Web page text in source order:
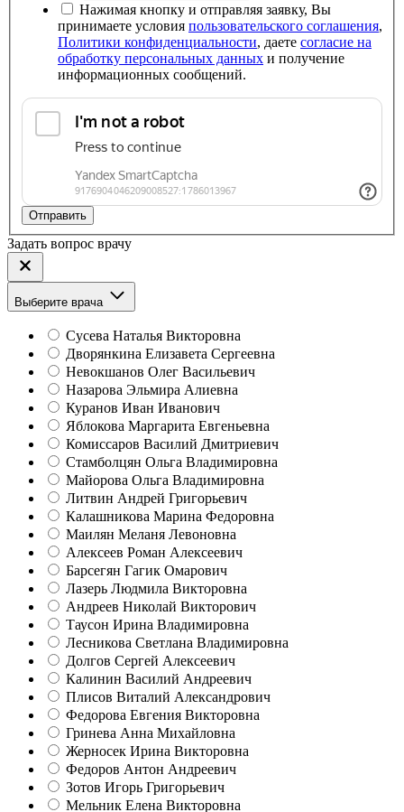
Нажимая кнопку и отправляя заявку, Вы
принимаете условия пользовательского соглашения,
Политики конфиденциальности, даете согласие на
обработку персональных данных и получение
информационных сообщений.
Отправить
Задать вопрос врачу
Выберите врача
Сусева Наталья Викторовна
Дворянкина Елизавета Сергеевна
Невокшанов Олег Васильевич
Назарова Эльмира Алиевна
Куранов Иван Иванович
Яблокова Маргарита Евгеньевна
Комиссаров Василий Дмитриевич
Стамболцян Ольга Владимировна
Майорова Ольга Владимировна
Литвин Андрей Григорьевич
Калашникова Марина Федоровна
Маилян Меланя Левоновна
Алексеев Роман Алексеевич
Барсегян Гагик Омарович
Лазерь Людмила Викторовна
Андреев Николай Викторович
Таусон Ирина Владимировна
Лесникова Светлана Владимировна
Долгов Сергей Алексеевич
Калинин Василий Андреевич
Плисов Виталий Александрович
Федорова Евгения Викторовна
Гринева Анна Михайловна
Жерносек Ирина Викторовна
Федоров Антон Андреевич
Зотов Игорь Григорьевич
Мельник Елена Викторовна